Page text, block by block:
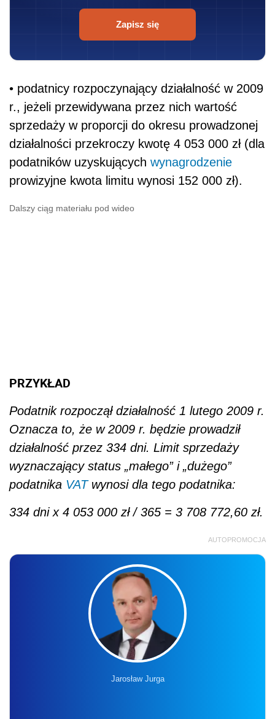
Zapisz się
• podatnicy rozpoczynający działalność w 2009
r., jeżeli przewidywana przez nich wartość
sprzedaży w proporcji do okresu prowadzonej
działalności przekroczy kwotę 4 053 000 zł (dla
podatników uzyskujących wynagrodzenie
prowizyjne kwota limitu wynosi 152 000 zł).
Dalszy ciąg materiału pod wideo
PRZYKŁAD
Podatnik rozpoczął działalność 1 lutego 2009 r.
Oznacza to, że w 2009 r. będzie prowadził
działalność przez 334 dni. Limit sprzedaży
wyznaczający status „małego” i „dużego”
podatnika VATwynosi dla tego podatnika:
334 dni x 4 053 000 zł / 365 = 3 708 772,60 zł.
AUTOPROMOCJA
Jarosław Jurga